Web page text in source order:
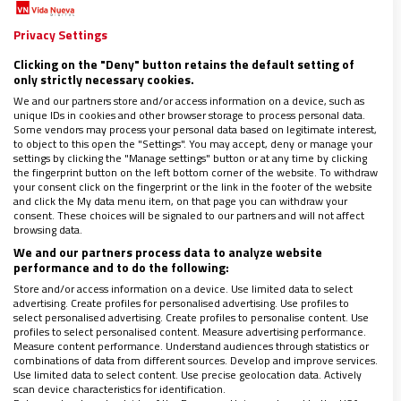
‘Operación Desahucio’ para echar a las ex
clarisas de Belorado
Eduardo Agosta, asesor principal del
Movimiento Laudato Si’: “El Tiempo de la
Creación será un tiempo litúrgico”
Miriam Fernández, artista con parálisis
cerebral, protagoniza una nueva edición de
CEUTalks
PLIEGO
Los pobres en el corazón del desarrollo
VATICANO
Privacy Settings
Clicking on the "Deny" button retains the default setting of
only strictly necessary cookies.
We and our partners store and/or access information on a device, such as
unique IDs in cookies and other browser storage to process personal data.
Some vendors may process your personal data based on legitimate interest,
to object to this open the "Settings". You may accept, deny or manage your
settings by clicking the "Manage settings" button or at any time by clicking
the fingerprint button on the left bottom corner of the website. To withdraw
your consent click on the fingerprint or the link in the footer of the website
and click the My data menu item, on that page you can withdraw your
consent. These choices will be signaled to our partners and will not affect
browsing data.
We and our partners process data to analyze website
performance and to do the following:
Store and/or access information on a device. Use limited data to select
advertising. Create profiles for personalised advertising. Use profiles to
select personalised advertising. Create profiles to personalise content. Use
profiles to select personalised content. Measure advertising performance.
Measure content performance. Understand audiences through statistics or
combinations of data from different sources. Develop and improve services.
Use limited data to select content. Use precise geolocation data. Actively
scan device characteristics for identification.